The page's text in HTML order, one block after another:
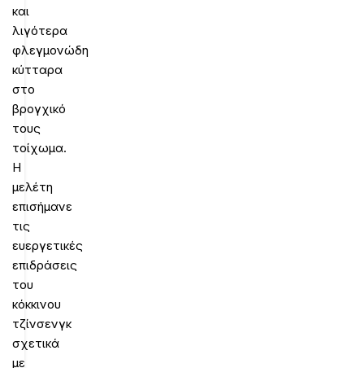
και
λιγότερα
φλεγμονώδη
κύτταρα
στο
βρογχικό
τους
τοίχωμα.
Η
μελέτη
επισήμανε
τις
ευεργετικές
επιδράσεις
του
κόκκινου
τζίνσενγκ
σχετικά
με